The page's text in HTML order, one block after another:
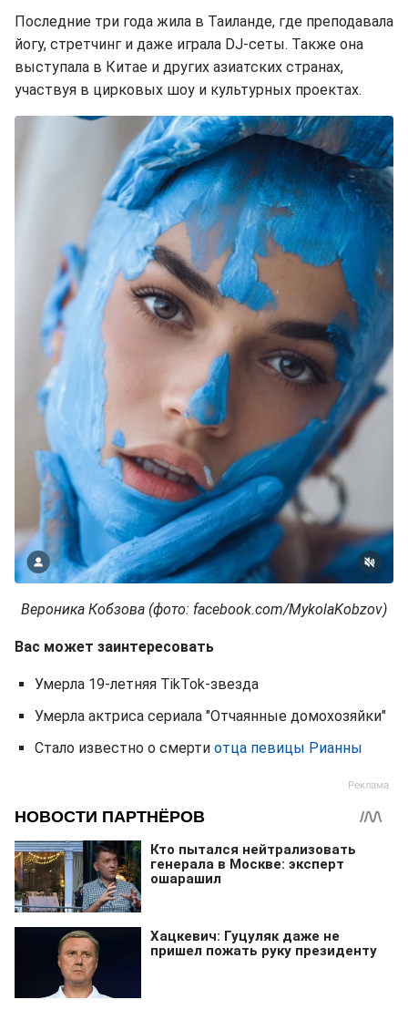
Последние три года жила в Таиланде, где преподавала
йогу, стретчинг и даже играла DJ-сеты. Также она
выступала в Китае и других азиатских странах,
участвуя в цирковых шоу и культурных проектах.
Вероника Кобзова (фото: facebook.com/MykolaKobzov)
Вас может заинтересовать
Умерла 19-летняя TikTok-звезда
Умерла актриса сериала "Отчаянные домохозяйки"
Стало известно о смерти отца певицы Рианны